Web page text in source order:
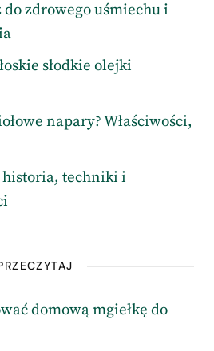
zdrowego uśmiechu i
słodkie olejki
napary? Właściwości,
techniki i
domową mgiełkę do